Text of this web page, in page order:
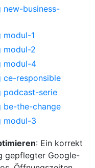
new-business-
modul-1
modul-2
modul-4
ce-responsible
podcast-serie
be-the-change
modul-3
: Ein korrekt
gepflegter Google-